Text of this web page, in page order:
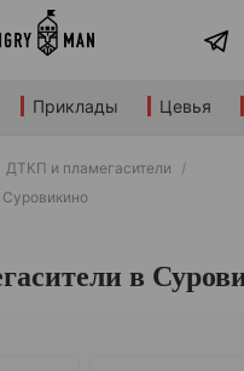
Приклады Цевья
ДТКП и пламегасители
в